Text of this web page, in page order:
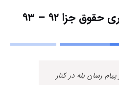
جزا ۹۲ – ۹۳
رسان بله در کنار